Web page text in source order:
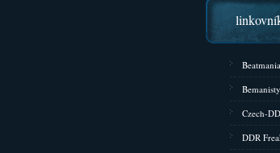
Czech-
DDR